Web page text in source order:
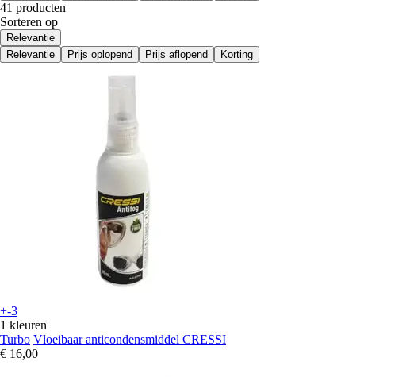
41 producten
Sorteren op
Relevantie
Relevantie
Prijs oplopend Prijs aflopend Korting
+-3
1 kleuren
Turbo Vloeibaar anticondensmiddel CRESSI
€ 16,00